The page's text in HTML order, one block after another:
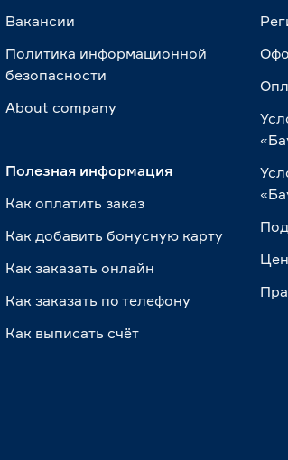
Вакансии
Политика информационной
безопасности
About сompany
Полезная информация
Как оплатить заказ
Как добавить бонусную карту
Как заказать онлайн
Как заказать по телефону
Как выписать счёт